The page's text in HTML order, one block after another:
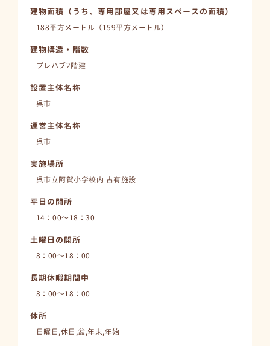
建物面積（うち、専用部屋又は専用スペースの面積）
188平方メートル（159平方メートル）
建物構造・階数
プレハブ2階建
設置主体名称
呉市
運営主体名称
呉市
実施場所
呉市立阿賀小学校内 占有施設
平日の開所
14：00～18：30
土曜日の開所
8：00～18：00
長期休暇期間中
8：00～18：00
休所
日曜日,休日,盆,年末,年始